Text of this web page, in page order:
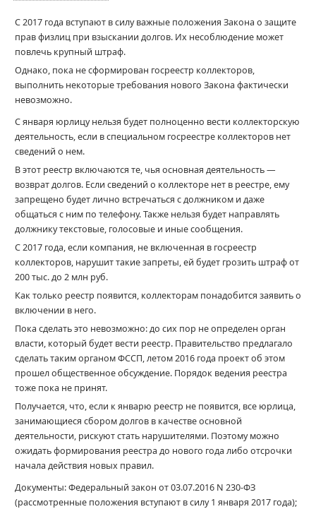
С 2017 года вступают в силу важные положения Закона о защите
прав физлиц при взыскании долгов. Их несоблюдение может
повлечь крупный штраф.
Однако, пока не сформирован госреестр коллекторов,
выполнить некоторые требования нового Закона фактически
невозможно.
С января юрлицу нельзя будет полноценно вести коллекторскую
деятельность, если в специальном госреестре коллекторов нет
сведений о нем.
В этот реестр включаются те, чья основная деятельность —
возврат долгов. Если сведений о коллекторе нет в реестре, ему
запрещено будет лично встречаться с должником и даже
общаться с ним по телефону. Также нельзя будет направлять
должнику текстовые, голосовые и иные сообщения.
С 2017 года, если компания, не включенная в госреестр
коллекторов, нарушит такие запреты, ей будет грозить штраф от
200 тыс. до 2 млн руб.
Как только реестр появится, коллекторам понадобится заявить о
включении в него.
Пока сделать это невозможно: до сих пор не определен орган
власти, который будет вести реестр. Правительство предлагало
сделать таким органом ФССП, летом 2016 года проект об этом
прошел общественное обсуждение. Порядок ведения реестра
тоже пока не принят.
Получается, что, если к январю реестр не появится, все юрлица,
занимающиеся сбором долгов в качестве основной
деятельности, рискуют стать нарушителями. Поэтому можно
ожидать формирования реестра до нового года либо отсрочки
начала действия новых правил.
Документы: Федеральный закон от 03.07.2016 N 230-ФЗ
(рассмотренные положения вступают в силу 1 января 2017 года);